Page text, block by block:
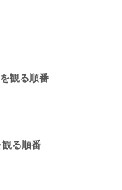
観る順番
観る順番